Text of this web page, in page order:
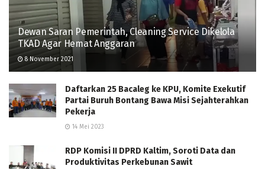
Dewan Saran Pemerintah, Cleaning Service Dikelola
TKAD Agar Hemat Anggaran
8 November 2021
Daftarkan 25 Bacaleg ke KPU, Komite Exekutif
Partai Buruh Bontang Bawa Misi Sejahterahkan
Pekerja
14 Mei 2023
RDP Komisi II DPRD Kaltim, Soroti Data dan
Produktivitas Perkebunan Sawit